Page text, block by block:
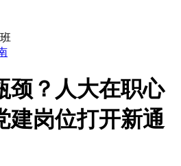
颈？人大在职心
建岗位打开新通